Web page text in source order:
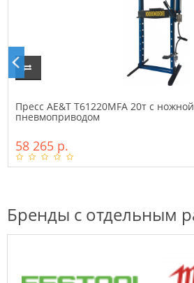
Пресс AE&T T61220MFA 20т с
пневмоприводом
58 265 р.
Бренды с отдельным